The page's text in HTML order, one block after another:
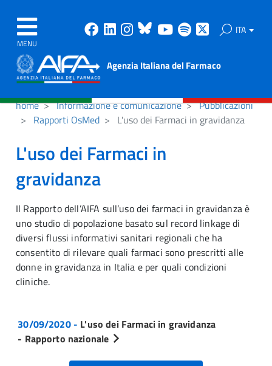
MENU
Facebook
Linkedin
Instagram
Bluesky
Youtube
Spotify ITA
Agenzia Italiana del Farmaco
home Informazione e comunicazione
Pubblicazioni
Rapporti OsMed
L'uso dei Farmaci in gravidanza
L'uso dei Farmaci in
gravidanza
Il Rapporto dell’AIFA sull’uso dei farmaci in gravidanza è
uno studio di popolazione basato sul record linkage di
diversi flussi informativi sanitari regionali che ha
consentito di rilevare quali farmaci sono prescritti alle
donne in gravidanza in Italia e per quali condizioni
cliniche.
30/09/2020 - L'uso dei Farmaci in gravidanza
- Rapporto nazionale